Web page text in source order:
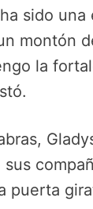
sido
montón
la
puerta